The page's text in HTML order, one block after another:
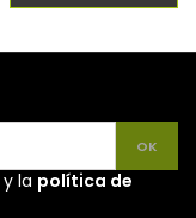
y la política de